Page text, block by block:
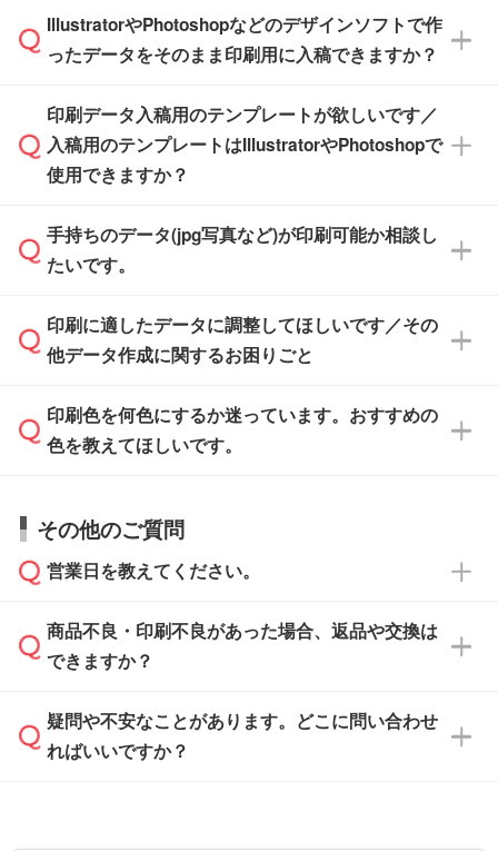
品が決まりましたらお早めのご発注をお願いい
たします。
※土日祝日を除く営業日換算です。
※沖縄・離島は追加日数がかかります。
※化粧箱から白箱への入れ替えや、オリジナル
箱の作成は原則承っておりません。
無料の「デザインシミュレーター」を使えば、
PCやスマホから簡単にデザインを作成できま
ザインソフトがなくても安心です。
また、「データ作成サービス
せいただければ、弊社にて無料でデザインデー
タを1点作成いたします。
IllustratorやPhotoshopなどのデザインソフトで作
ったデータをそのまま印刷用に入稿できますか？
IllustratorやPhotoshop、CLIP STUDIOなどのデ
ザインソフトでこだわりのデザインを作成した
い方は、完全データ入稿
積・ご注文フォームにアップロードしてご入稿
ください。
ご入稿後は経験豊富なスタッフがデータに不備
がないかチェックし、お客様と確認してから印
刷に進みますので、ご安心ください。
印刷データ入稿用のテンプレートが欲しいです／
入稿用のテンプレートはIllustratorやPhotoshopで
使用できますか？
一部商品は入稿用テンプレートのご用意があり
ます。各商品ページの『印刷方法・テンプレー
入稿用のテンプレートはPDF形式ですが、
IllustratorやPhotoshopで開いてご利用いただけ
方」をご確認ください。
手持ちのデータ(jpg写真など)が印刷可能か相談し
たいです。
印刷に適したデータ・解像度かどうか、担当ス
タッフが事前に確認いたします。
ムへ添付いただくか、担当スタッフ宛にメール
でお送りください。
い合わせください。
なお、印刷用データの作り方に関する詳細は、
印刷に適したデータに調整してほしいです／その
他データ作成に関するお困りごと
データ作成でお困りの際には、担当スタッフが
サポートいたしますのでお気軽にご相談くださ
から添付してお送りください。
しい
解像度の低い画像や、手書きのイラスト、写真
などを、印刷に適したベクターデータに変換し
・フルカラーデータを1色に変換してほしい
印刷色を何色にするか迷っています。おすすめの
色を教えてほしいです。
お見積・ご注文・
相談いただきますと、担当スタッフがお客様の
ご希望や商品の本体色を確認し、印刷色をご提
本体色がブラック、ネイビーなど濃色の場合は
白色か淡い色の印刷色をおすすめしておりま
本体色がナチュラルなど淡色の場合、印刷をく
っきりと目立たせたいときは濃い印刷色が、柔
らかい雰囲気にしたいときは淡い印刷色が映え
その他のご質問
営業日を教えてください。
営業日は平日の10:00～18:00で、土日祝日はお
休みとなります。注文・見積・お問い合わせ
速やかに対応いたします。
商品不良・印刷不良があった場合、返品や交換は
できますか？
お手数をお掛けいたしますが、至急担当スタッ
フまでご連絡ください。商品の状況を確認し、
疑問や不安なことがあります。どこに問い合わせ
ればいいですか？